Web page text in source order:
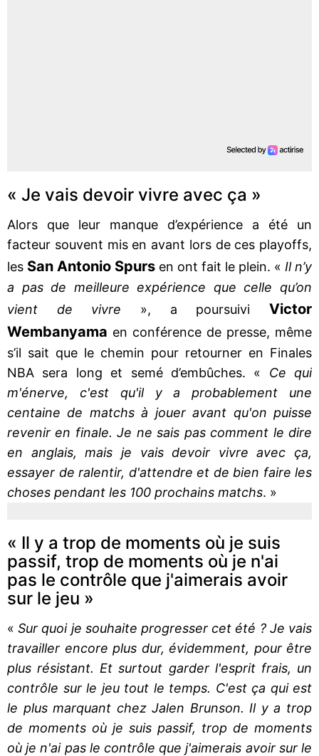
« Je vais devoir vivre avec ça »
Alors que leur manque d’expérience a été un
facteur souvent mis en avant lors de ces playoffs,
les San Antonio Spurs en ont fait le plein. « Il n’y
a pas de meilleure expérience que celle qu’on
vient de vivre », a poursuiviVictor
Wembanyama en conférence de presse, même
s’il sait que le chemin pour retourner en Finales
NBA sera long et semé d’embûches. « Ce qui
m'énerve, c'est qu'il y a probablement une
centaine de matchs à jouer avant qu'on puisse
revenir en finale. Je ne sais pas comment le dire
en anglais, mais je vais devoir vivre avec ça,
essayer de ralentir, d'attendre et de bien faire les
choses pendant les 100 prochains matchs. »
« Il y a trop de moments où je suis
passif, trop de moments où je n'ai
pas le contrôle que j'aimerais avoir
sur le jeu »
« Sur quoi je souhaite progresser cet été ? Je vais
travailler encore plus dur, évidemment, pour être
plus résistant. Et surtout garder l'esprit frais, un
contrôle sur le jeu tout le temps. C'est ça qui est
le plus marquant chez Jalen Brunson. Il y a trop
de moments où je suis passif, trop de moments
où je n'ai pas le contrôle que j'aimerais avoir sur le